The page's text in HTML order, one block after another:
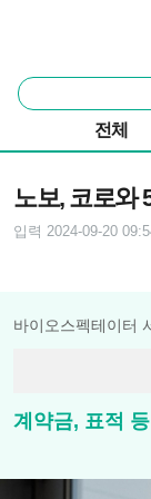
통
합
색
전체
노보, 코로와
입력 2024-09-20
바이오스펙테이터
계약금, 표적